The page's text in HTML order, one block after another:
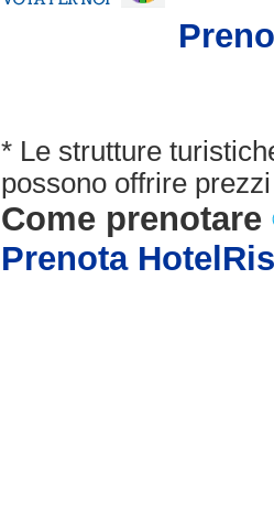
* Le strutture
possono offrire
Come prenotare
Prenota